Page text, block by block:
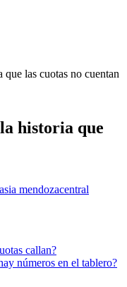
las cuotas no cuentan
historia que
mendozacentral
callan?
números en el tablero?